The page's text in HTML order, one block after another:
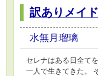
訳ありメイ
水無月瑠璃
セレナはある日全て
一人で生きてきた。